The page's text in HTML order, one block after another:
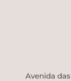
Avenida